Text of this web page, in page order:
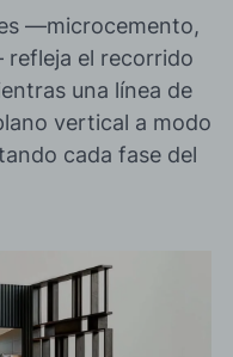
—microcemento,
el recorrido
una línea de
vertical a modo
cada fase del